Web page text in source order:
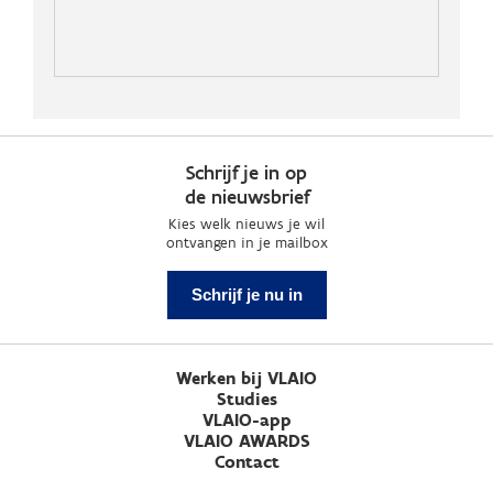
Schrijf je in op
de nieuwsbrief
Kies welk nieuws je wil
ontvangen in je mailbox
Schrijf je nu in
Werken bij VLAIO
Studies
VLAIO-app
VLAIO AWARDS
Contact